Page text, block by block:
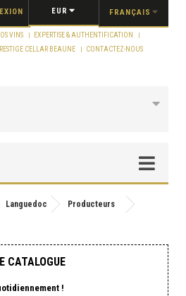
FRANÇAIS
EUR
VINS
EXPERTISE & AUTHENTIFICATION
CELLAR BEAUNE CONTACTEZ-NOUS
Languedoc
Producteurs
CATALOGUE
!